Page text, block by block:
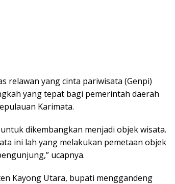
relawan yang cinta pariwisata (Genpi)
yang tepat bagi pemerintah daerah
Karimata.
dikembangkan menjadi objek wisata.
ini lah yang melakukan pemetaan objek
ucapnya.
Kayong Utara, bupati menggandeng